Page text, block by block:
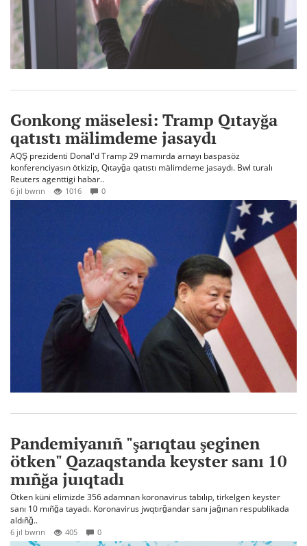
Gonkong mäselesi: Tramp Qıtayğa
qatıstı mälimdeme jasaydı
AQŞ prezidenti Donal'd Tramp 29 mamırda arnayı baspasöz
konferenciyasın ötkizip, Qıtayğa qatıstı mälimdeme jasaydı. Bwl turalı
Reuters agenttigi habar..
6 jıl bwrın 1016 0
Pandemiyanıñ "şarıqtau şeginen
ötken" Qazaqstanda keyster sanı 10
mıñğa juıqtadı
Ötken küni elimizde 356 adamnan koronavirus tabılıp, tirkelgen keyster
sanı 10 mıñğa tayadı. Koronavirus jwqtırğandar sanı jağınan respublikada
aldıñğ..
6 jıl bwrın 405 0